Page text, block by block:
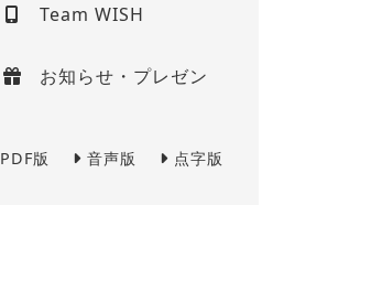
Team WISH
お知らせ・プレゼン
PDF版 音声版 点字版